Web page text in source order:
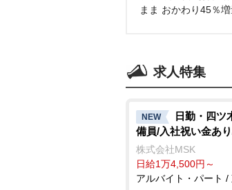
まま おかわり45％
求人特集
NEW
日勤・四ツ
備員/入社祝い金あ
株式会社MSK
日給1万4,500円～
アルバイト・パート /